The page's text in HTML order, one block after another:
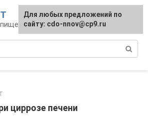
циррозе печени
Для любых предложений по
сайту: cdo-nnov@cp9.ru